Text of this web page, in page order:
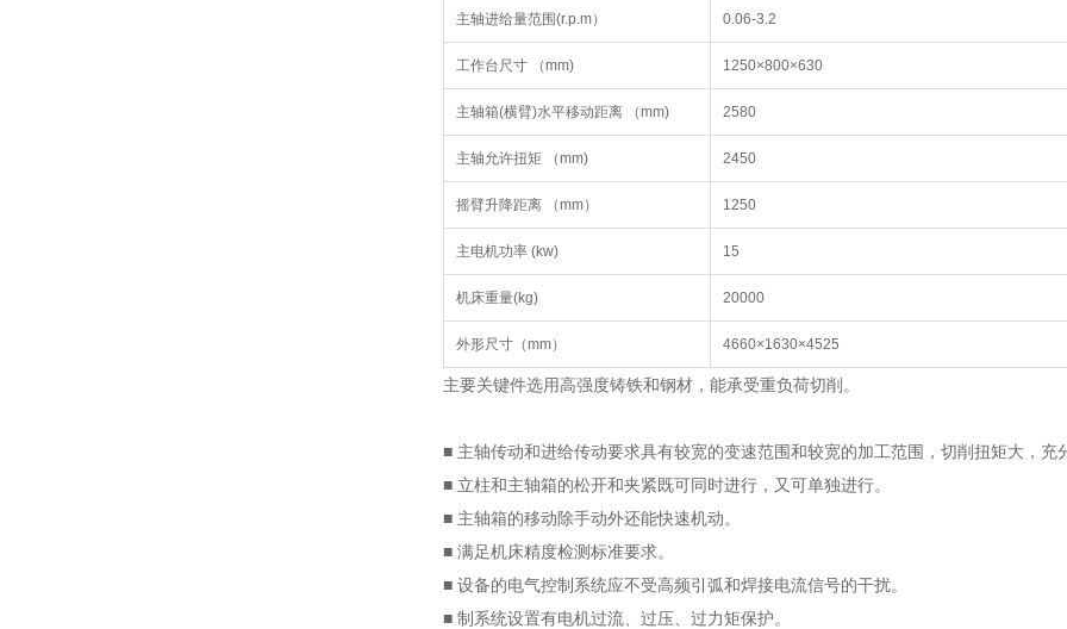
主轴进给量范围(r.p.m） 0.06-3.2
工作台尺寸 （mm) 1250×800×630
主轴箱(横臂)水平移动距离 （mm) 2580
主轴允许扭矩 （mm) 2450
摇臂升降距离 （mm） 1250
主电机功率 (kw) 15
机床重量(kg) 20000
外形尺寸（mm） 4660×1630×4525
主要关键件选用高强度铸铁和钢材，能承受重负荷切削。
■ 主轴传动和进给传动要求具有较宽的变速范围和较宽的加工范围，切削扭矩大，充
■ 立柱和主轴箱的松开和夹紧既可同时进行，又可单独进行。
■ 主轴箱的移动除手动外还能快速机动。
■ 满足机床精度检测标准要求。
■ 设备的电气控制系统应不受高频引弧和焊接电流信号的干扰。
■ 制系统设置有电机过流、过压、过力矩保护。